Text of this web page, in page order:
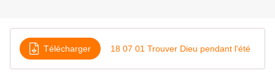
Télécharger 18 07 01 Trouver Dieu pendant l'été